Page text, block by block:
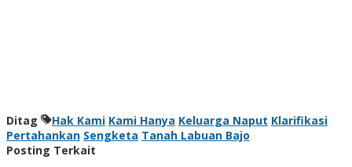
Ditag Hak Kami Kami Hanya Keluarga Naput Klarifikasi
Pertahankan Sengketa Tanah Labuan Bajo
Posting Terkait